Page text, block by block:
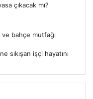
çıkacak mı?
ve bahçe mutfağı
sıkışan işçi hayatını